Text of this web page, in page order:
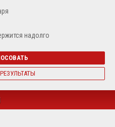
надолго